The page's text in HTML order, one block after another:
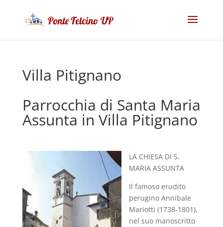
Villa Pitignano
Parrocchia di Santa Maria
Assunta in Villa Pitignano
LA CHIESA DI S.
MARIA ASSUNTA
Il famoso erudito
perugino Annibale
Mariotti (1738-1801),
nel suo manoscritto